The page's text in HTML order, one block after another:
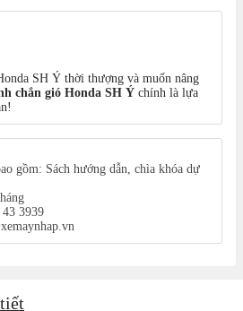
SH Ý thời thượng và muốn nâng
chắn gió Honda SH Ý chính là lựa
gồm: Sách hướng dẫn, chìa khóa dự
3939